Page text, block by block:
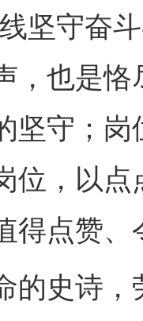
坚守奋
，也是
坚守；
位，以
得点赞、
史诗，